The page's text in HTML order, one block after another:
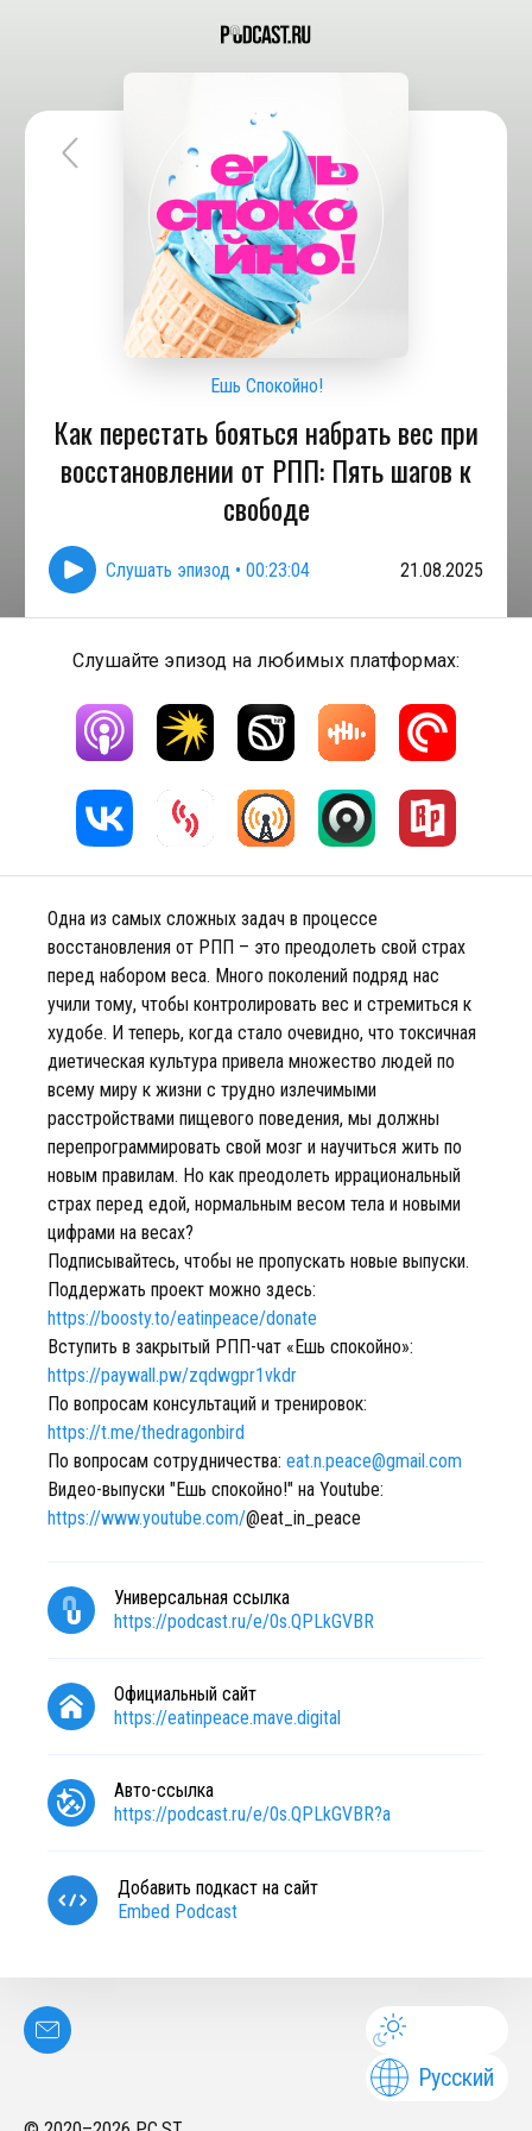
Ешь Спокойно!
Как перестать бояться набрать вес при
восстановлении от РПП: Пять шагов к
свободе
Слушать эпизод • 00:23:04 21.08.2025
Слушайте эпизод на любимых платформах:
Одна из самых сложных задач в процессе
восстановления от РПП – это преодолеть свой страх
перед набором веса. Много поколений подряд нас
учили тому, чтобы контролировать вес и стремиться к
худобе. И теперь, когда стало очевидно, что токсичная
диетическая культура привела множество людей по
всему миру к жизни с трудно излечимыми
расстройствами пищевого поведения, мы должны
перепрограммировать свой мозг и научиться жить по
новым правилам. Но как преодолеть иррациональный
страх перед едой, нормальным весом тела и новыми
цифрами на весах?
Подписывайтесь, чтобы не пропускать новые выпуски.
Поддержать проект можно здесь:
https://boosty.to/eatinpeace/donate
Вступить в закрытый РПП-чат «Ешь спокойно»:
https://paywall.pw/zqdwgpr1vkdr
По вопросам консультаций и тренировок:
https://t.me/thedragonbird
По вопросам сотрудничества: eat.n.peace@gmail.com
Видео-выпуски "Ешь спокойно!" на Youtube:
https://www.youtube.com/@eat_in_peace
Универсальная ссылка
https://podcast.ru/e/0s.QPLkGVBR
Официальный сайт
https://eatinpeace.mave.digital
Авто-ссылка
https://podcast.ru/e/0s.QPLkGVBR?a
Добавить подкаст на сайт
Embed Podcast
Русский